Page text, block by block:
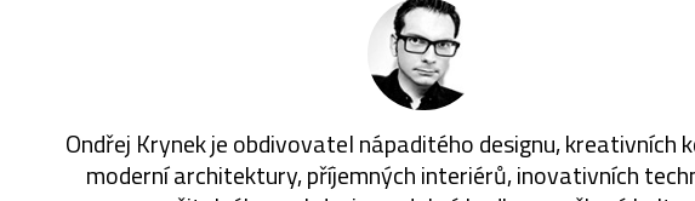
Ondřej Krynek je obdivovatel nápaditého designu, kreativních
moderní architektury, příjemných interiérů, inovativních